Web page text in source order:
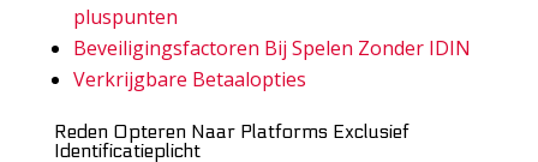
pluspunten
Beveiligingsfactoren Bij Spelen Zonder IDIN
Verkrijgbare Betaalopties
Reden Opteren Naar Platforms Exclusief
Identificatieplicht